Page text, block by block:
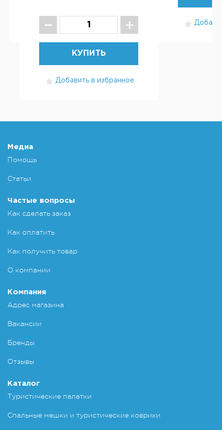
КУПИТЬ
Добавить в избранное
Медиа
Помощь
Статьи
Частые вопросы
Как сделать заказ
Как оплатить
Как получить товар
О компании
Компания
Адрес магазина
Вакансии
Бренды
Отзывы
Каталог
Туристические палатки
Спальные мешки и туристические коврики